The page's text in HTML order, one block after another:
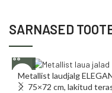
SARNASED
Metallist laudjalg
75×72 cm, lakitud